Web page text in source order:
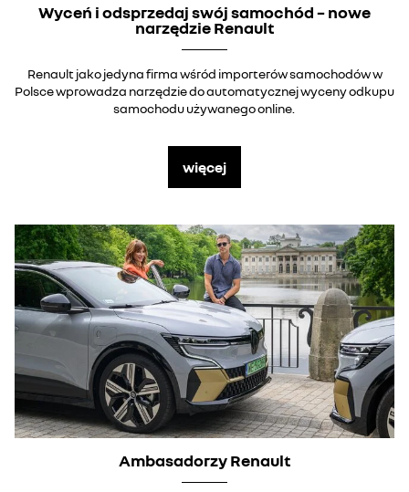
Wyceń i odsprzedaj swój samochód – nowe
narzędzie Renault
Renault jako jedyna firma wśród importerów samochodów w
Polsce wprowadza narzędzie do automatycznej wyceny odkupu
samochodu używanego online.
więcej
Ambasadorzy Renault